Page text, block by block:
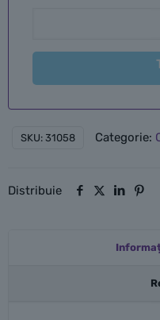
SKU: 31058 Categorie:
Distribuie